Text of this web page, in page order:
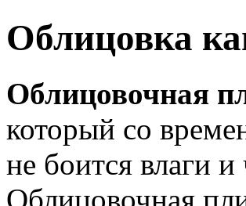
Облицовка
Облицовочная
который со
не боится влаги
Облицовочная